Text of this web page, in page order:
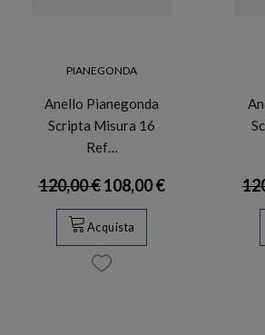
PIANEGONDA
Anello Pianegonda
Scripta Misura 16
Ref…
120,00 €108,00 €
Acquista